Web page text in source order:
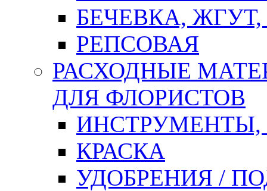
БЕЧЕВКА,
РЕПСОВАЯ
РАСХОДНЫЕ
ДЛЯ ФЛОРИСТОВ
ИНСТРУМЕНТЫ,
КРАСКА
УДОБРЕНИЯ /